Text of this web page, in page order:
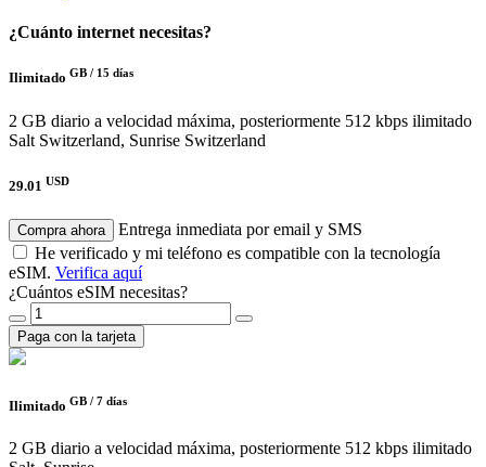
¿Cuánto internet necesitas?
Ilimitado GB / 15 días
2 GB diario a velocidad máxima, posteriormente 512 kbps ilimitado
Salt Switzerland, Sunrise Switzerland
29.01 USD
Compra ahora
Entrega inmediata por email y SMS
He verificado y mi teléfono es compatible con la tecnología
eSIM. Verifica aquí
¿Cuántos eSIM necesitas?
Paga con la tarjeta
Ilimitado GB / 7 días
2 GB diario a velocidad máxima, posteriormente 512 kbps ilimitado